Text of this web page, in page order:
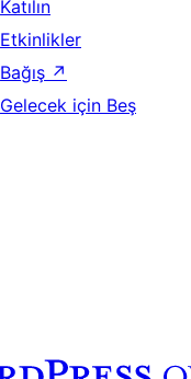
Katılın
Etkinlikler
Bağış ↗
Gelecek için Beş